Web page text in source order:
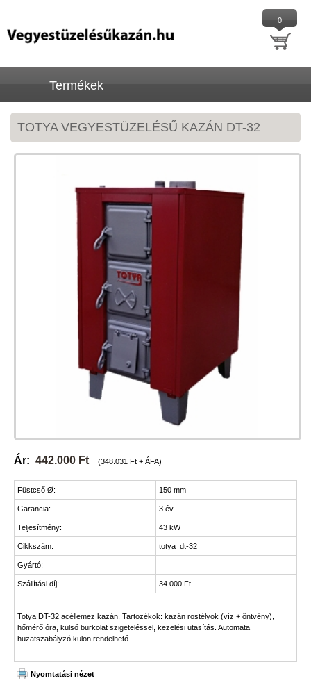
0
Termékek
TOTYA VEGYESTÜZELÉSŰ KAZÁN DT-32
Ár: 442.000 Ft (348.031 Ft + ÁFA)
Füstcső Ø: 150 mm
Garancia: 3 év
Teljesítmény: 43 kW
Cikkszám: totya_dt-32
Gyártó:
Szállítási díj: 34.000 Ft
Totya DT-32 acéllemez kazán. Tartozékok: kazán rostélyok (víz + öntvény),
hőmérő óra, külső burkolat szigeteléssel, kezelési utasítás. Automata
huzatszabályzó külön rendelhető.
Nyomtatási nézet